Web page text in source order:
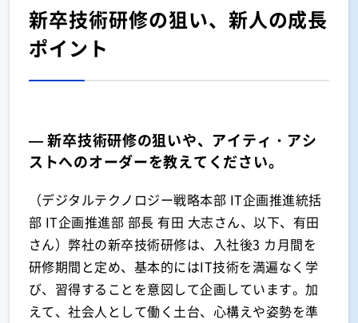
新卒技術研修の狙い、新人の成長
ポイント
— 新卒技術研修の狙いや、アイティ・アシ
ストへのオーダーを教えてください。
（デジタルテクノロジー戦略本部 IT企画推進統括
部 IT企画推進部 部長 有田 大志さん、以下、有田
さん）弊社の新卒技術研修は、入社後3 カ月間を
研修期間と定め、基本的にはIT技術を満遍なく学
び、習得することを意図して企画しています。加
えて、社会人として働く土台、心構えや姿勢を準